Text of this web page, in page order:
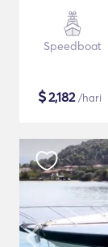
Speedboat
$2,182/hari